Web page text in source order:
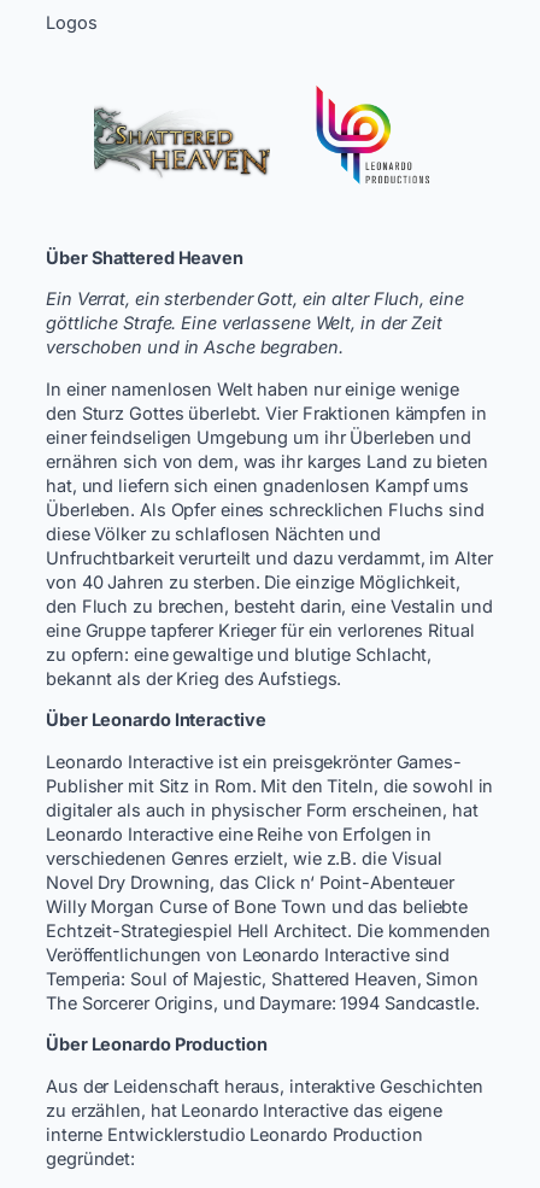
Logos
Über Shattered Heaven
Ein Verrat, ein sterbender Gott, ein alter Fluch, eine
göttliche Strafe. Eine verlassene Welt, in der Zeit
verschoben und in Asche begraben.
In einer namenlosen Welt haben nur einige wenige
den Sturz Gottes überlebt. Vier Fraktionen kämpfen in
einer feindseligen Umgebung um ihr Überleben und
ernähren sich von dem, was ihr karges Land zu bieten
hat, und liefern sich einen gnadenlosen Kampf ums
Überleben. Als Opfer eines schrecklichen Fluchs sind
diese Völker zu schlaflosen Nächten und
Unfruchtbarkeit verurteilt und dazu verdammt, im Alter
von 40 Jahren zu sterben. Die einzige Möglichkeit,
den Fluch zu brechen, besteht darin, eine Vestalin und
eine Gruppe tapferer Krieger für ein verlorenes Ritual
zu opfern: eine gewaltige und blutige Schlacht,
bekannt als der Krieg des Aufstiegs.
Über Leonardo Interactive
Leonardo Interactive ist ein preisgekrönter Games-
Publisher mit Sitz in Rom. Mit den Titeln, die sowohl in
digitaler als auch in physischer Form erscheinen, hat
Leonardo Interactive eine Reihe von Erfolgen in
verschiedenen Genres erzielt, wie z.B. die Visual
Novel Dry Drowning, das Click n‘ Point-Abenteuer
Willy Morgan Curse of Bone Town und das beliebte
Echtzeit-Strategiespiel Hell Architect. Die kommenden
Veröffentlichungen von Leonardo Interactive sind
Temperia: Soul of Majestic, Shattered Heaven, Simon
The Sorcerer Origins, und Daymare: 1994 Sandcastle.
Über Leonardo Production
Aus der Leidenschaft heraus, interaktive Geschichten
zu erzählen, hat Leonardo Interactive das eigene
interne Entwicklerstudio Leonardo Production
gegründet: